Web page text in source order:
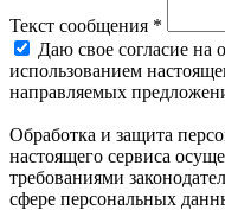
Текст сообщения *
Даю свое согласие на
использованием
направляемых
Обработка и защита
настоящего сервиса
требованиями
сфере персональных